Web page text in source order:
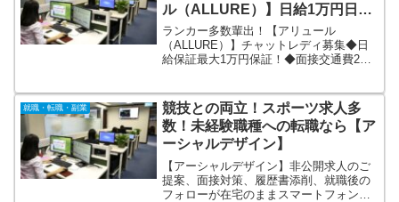
ル（ALLURE）】日給1万円日払
い保証！
ランカー多数輩出！【アリュール
（ALLURE）】チャットレディ募集◆日
給保証最大1万円保証！◆面接交通費2千
（札幌、仙台、東京、千葉、名古屋、福
岡）社保完備、送迎あり、シャワー室あ
り、フリードリンクあり、お菓子食べ放
題
就職・転職・副業
競技との両立！スポーツ求人多
数！未経験職種への転職なら【ア
ーシャルデザイン】
【アーシャルデザイン】非公開求人のご
提案、面接対策、履歴書添削、就職後の
フォローが在宅のままスマートフォンだ